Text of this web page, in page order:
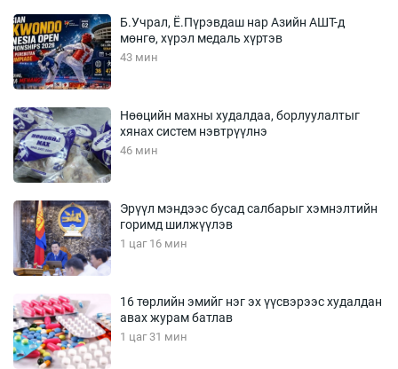
Б.Учрал, Ё.Пүрэвдаш нар Азийн АШТ-д
мөнгө, хүрэл медаль хүртэв
43 мин
Нөөцийн махны худалдаа, борлуулалтыг
хянах систем нэвтрүүлнэ
46 мин
Эрүүл мэндээс бусад салбарыг хэмнэлтийн
горимд шилжүүлэв
1 цаг 16 мин
16 төрлийн эмийг нэг эх үүсвэрээс худалдан
авах журам батлав
1 цаг 31 мин